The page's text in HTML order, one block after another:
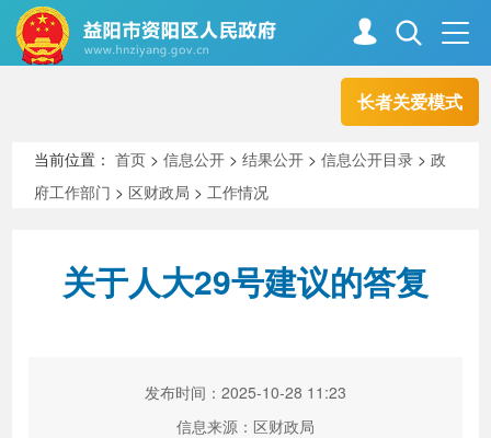
长者关爱模式
走进资阳
新闻中心 解读回应
政务服务 互动交流
当前位置：首页 >信息公开 >结果公开 >信息公开目录 >政
府工作部门 > 区财政局 >工作情况
关于人大29号建议的答复
发布时间：2025-10-28 11:23
信息来源：区财政局